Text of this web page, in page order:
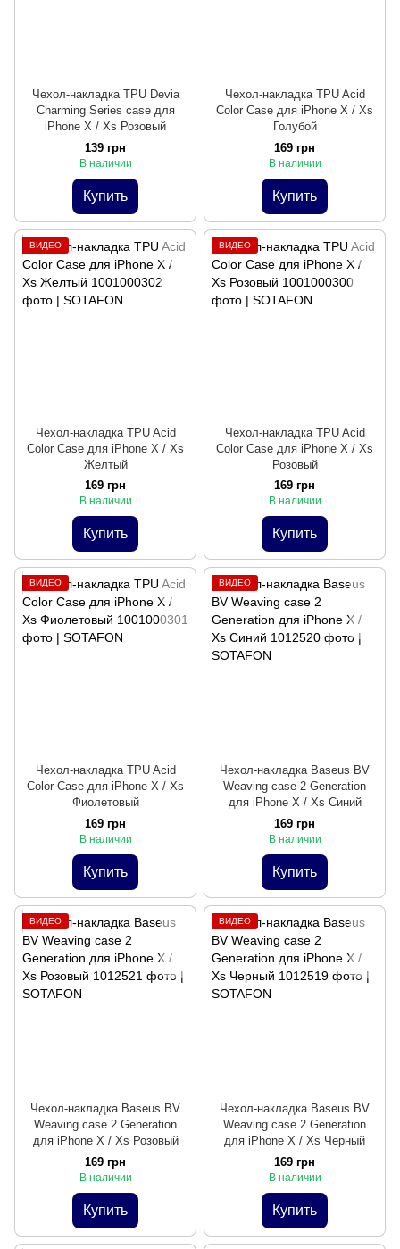
Чехол-накладка TPU Devia
Charming Series case для
iPhone X / Xs Розовый
139 грн
В наличии
Купить
Чехол-накладка TPU Acid
Color Case для iPhone X / Xs
Голубой
169 грн
В наличии
Купить
ВИДЕО
Чехол-накладка TPU Acid
Color Case для iPhone X / Xs
Желтый
169 грн
В наличии
Купить
ВИДЕО
Чехол-накладка TPU Acid
Color Case для iPhone X / Xs
Розовый
169 грн
В наличии
Купить
ВИДЕО
Чехол-накладка TPU Acid
Color Case для iPhone X / Xs
Фиолетовый
169 грн
В наличии
Купить
ВИДЕО
Чехол-накладка Baseus BV
Weaving case 2 Generation
для iPhone X / Xs Синий
169 грн
В наличии
Купить
ВИДЕО
Чехол-накладка Baseus BV
Weaving case 2 Generation
для iPhone X / Xs Розовый
169 грн
В наличии
Купить
ВИДЕО
Чехол-накладка Baseus BV
Weaving case 2 Generation
для iPhone X / Xs Черный
169 грн
В наличии
Купить